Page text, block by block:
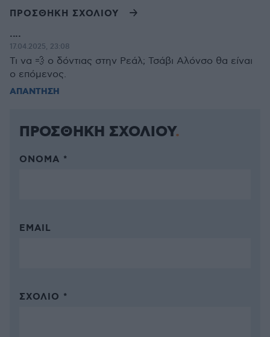
ΠΡΟΣΘΗΚΗ ΣΧΟΛΙΟΥ
....
17.04.2025, 23:08
Τι να 💨 ο δόντιας στην Ρεάλ; Τσάβι Αλόνσο θα είναι
ο επόμενος.
ΑΠΑΝΤΗΣΗ
ΠΡΟΣΘΗΚΗ ΣΧΟΛΙΟΥ
ΌΝΟΜΑ *
EMAIL
ΣΧΌΛΙΟ *